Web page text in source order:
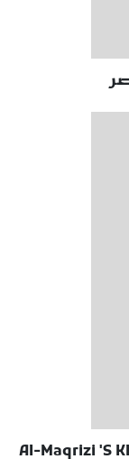
Al-Maqrizi 'S